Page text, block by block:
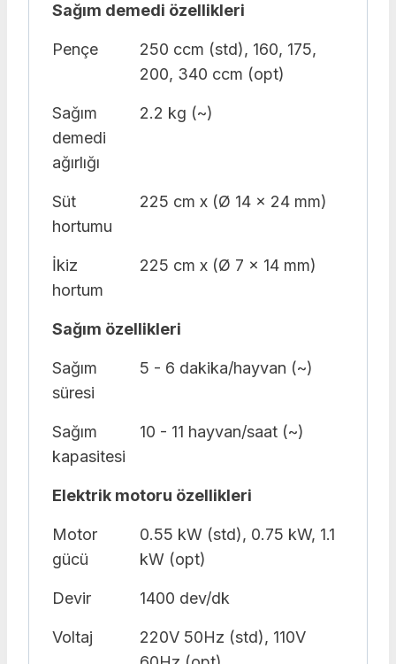
Sağım demedi özellikleri
Pençe
250 ccm (std), 160, 175,
200, 340 ccm (opt)
Sağım
demedi
ağırlığı
2.2 kg (~)
Süt
hortumu
225 cm x (Ø 14 x 24 mm)
İkiz
hortum
225 cm x (Ø 7 x 14 mm)
Sağım özellikleri
Sağım
süresi
5 - 6 dakika/hayvan (~)
Sağım
kapasitesi
10 - 11 hayvan/saat (~)
Elektrik motoru özellikleri
Motor
gücü
0.55 kW (std), 0.75 kW, 1.1
kW (opt)
Devir 1400 dev/dk
Voltaj
220V 50Hz (std), 110V